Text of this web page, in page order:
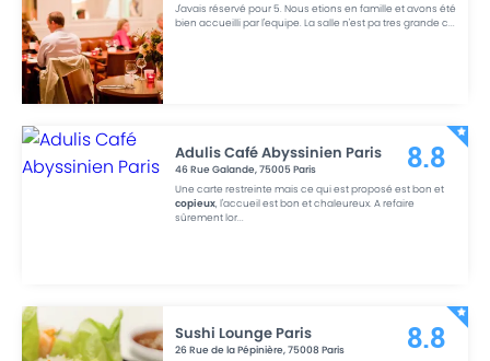
J'avais réservé pour 5. Nous etions en famille et avons été
bien accueilli par l'equipe. La salle n'est pa tres grande c...
Adulis Café Abyssinien Paris
46 Rue Galande,75005Paris
Une carte restreinte mais ce qui est proposé est bon et
copieux, l'accueil est bon et chaleureux. A refaire
sûrement lor...
8.8
Sushi Lounge Paris
26 Rue de la Pépinière,75008 Paris
8.8